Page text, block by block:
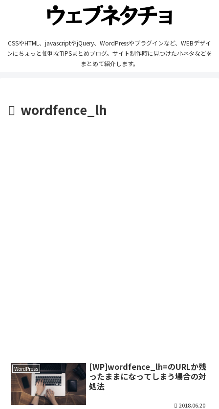
CSSやHTML、javascriptやjQuery、WordPressやプラグインなど、WEBデザイ
ンにちょっと便利なTIPSまとめブログ。サイト制作時に見つけた小ネタなどを
まとめて紹介します。
wordfence_lh
WordPress
[WP]wordfence_lh=のURLか残
ったままになってしまう場合の対
処法
2018.06.20